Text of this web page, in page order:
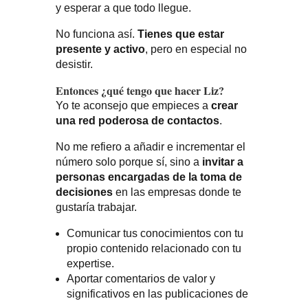
y esperar a que todo llegue.
No funciona así. Tienes que estar
presente y activo, pero en especial no
desistir.
Entonces ¿qué tengo que hacer Liz?
Yo te aconsejo que empieces a crear
una red poderosa de contactos.
No me refiero a añadir e incrementar el
número solo porque sí, sino a invitar a
personas encargadas de la toma de
decisionesen las empresas donde te
gustaría trabajar.
Comunicar tus conocimientos con tu
propio contenido relacionado con tu
expertise.
Aportar comentarios de valor y
significativos en las publicaciones de